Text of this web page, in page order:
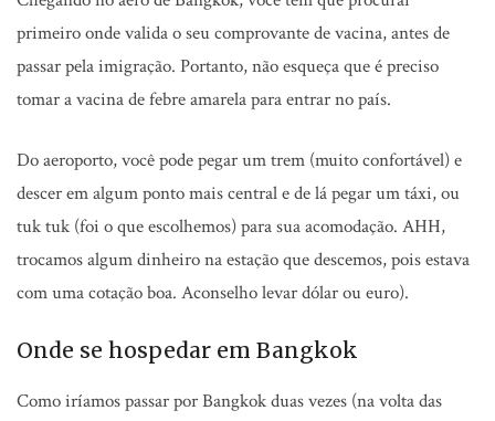
primeiro onde valida o seu comprovante de vacina, antes de
passar pela imigração. Portanto, não esqueça que é preciso
tomar a vacina de febre amarela para entrar no país.
Do aeroporto, você pode pegar um trem (muito confortável) e
descer em algum ponto mais central e de lá pegar um táxi, ou
tuk tuk (foi o que escolhemos) para sua acomodação. AHH,
trocamos algum dinheiro na estação que descemos, pois estava
com uma cotação boa. Aconselho levar dólar ou euro).
Onde se hospedar em Bangkok
Como iríamos passar por Bangkok duas vezes (na volta das